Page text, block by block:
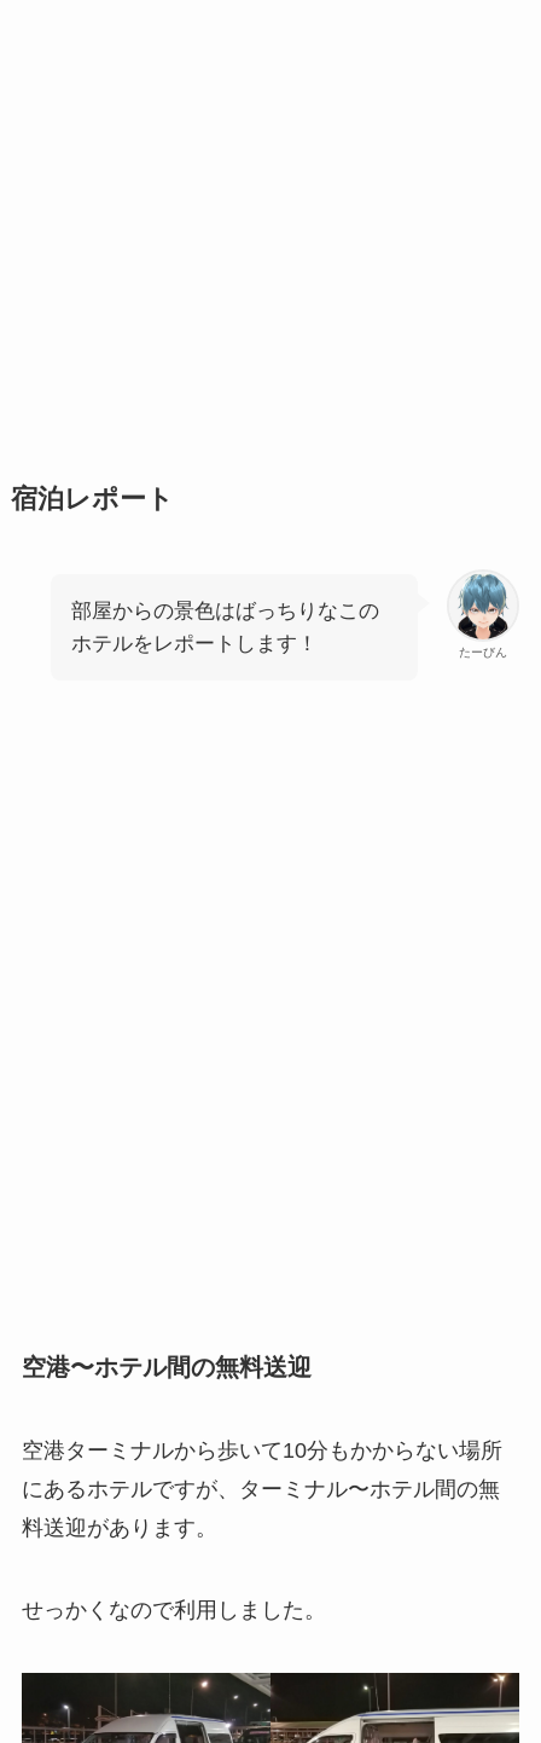
宿泊レポート
たーびん
部屋からの景色はばっちりなこの
ホテルをレポートします！
空港〜ホテル間の無料送迎
空港ターミナルから歩いて10分もかからない場所
にあるホテルですが、ターミナル〜ホテル間の無
料送迎があります。
せっかくなので利用しました。